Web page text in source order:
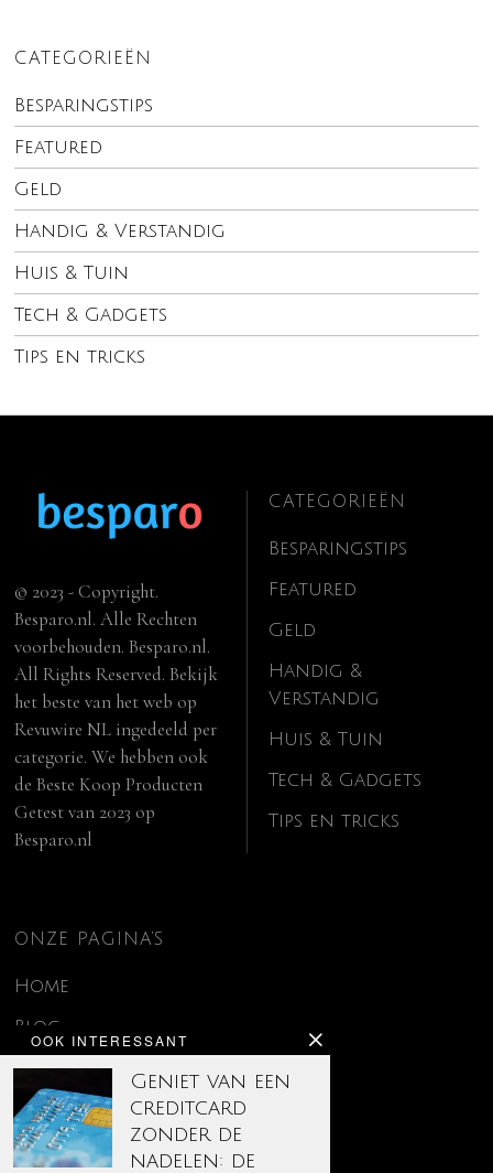
CATEGORIEËN
Besparingstips
Featured
Geld
Handig & Verstandig
Huis & Tuin
Tech & Gadgets
Tips en tricks
OOK INTERESSANT
Geniet van een
creditcard
zonder de
nadelen: de
© 2023 - Copyright.
Besparo.nl. Alle Rechten
voorbehouden. Besparo.nl.
All Rights Reserved. Bekijk
het beste van het web op
Revuwire NL ingedeeld per
categorie. We hebben ook
deBeste Koop Producten
Getest van 2023 op
Besparo.nl
CATEGORIEËN
Besparingstips
Featured
Geld
Handig &
Verstandig
Huis & Tuin
Tech & Gadgets
Tips en tricks
ONZE PAGINA’S
Home
Blog
Contact
Disclaimer
Over ons